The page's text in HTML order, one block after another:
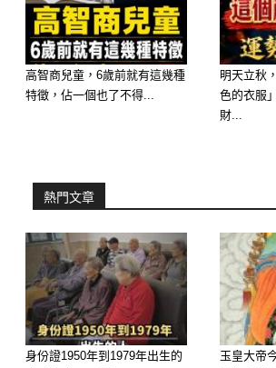
🥉 第三名：生肖牛 —— 腳
財入庫
財」。過去投資的項目、或
小錢，明天都有機會「回
是您應得的報酬，記得要
是您的聚財母錢。
高智商兒童，6歲前就有這幾種
特徵，佔一個也了不得...
明天立秋
色的衣服
財...
熱門文章
身份證1950年到1979年出生的
玉皇大帝